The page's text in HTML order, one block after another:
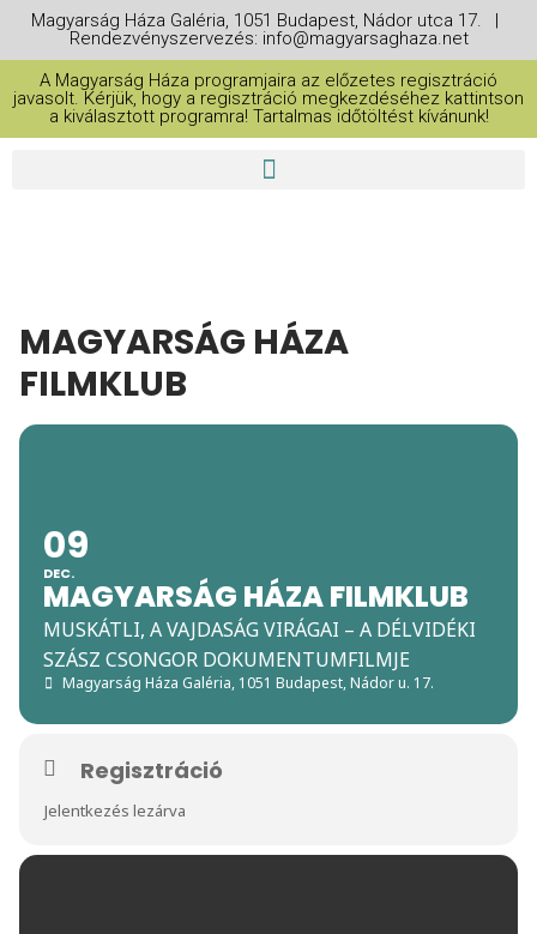
Magyarság Háza Galéria, 1051 Budapest, Nádor utca 17. |
Rendezvényszervezés: info@magyarsaghaza.net
A Magyarság Háza programjaira az előzetes regisztráció
javasolt. Kérjük, hogy a regisztráció megkezdéséhez kattintson
a kiválasztott programra! Tartalmas időtöltést kívánunk!
MAGYARSÁG HÁZA
FILMKLUB
09
DEC.
MAGYARSÁG HÁZA FILMKLUB
MUSKÁTLI, A VAJDASÁG VIRÁGAI – A DÉLVIDÉKI
SZÁSZ CSONGOR DOKUMENTUMFILMJE
Magyarság Háza Galéria, 1051 Budapest, Nádor u. 17.
Regisztráció
Jelentkezés lezárva